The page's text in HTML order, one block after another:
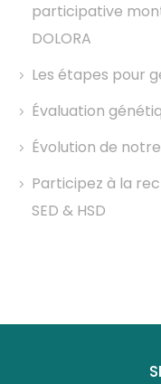
participative
DOLORA
Les étapes pour
Évaluation
Évolution de
Participez à la
SED & HSD